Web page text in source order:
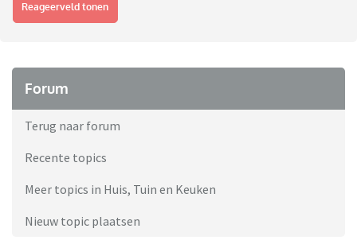
Reageerveld tonen
Forum
Terug naar forum
Recente topics
Meer topics in Huis, Tuin en Keuken
Nieuw topic plaatsen